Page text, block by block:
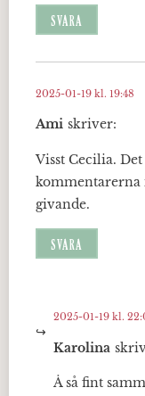
SVARA
Ami skriver:
2025-01-19 kl. 19:48
Visst Cecilia.
kommentarerna
givande.
SVARA
Karolina
2025-01-19 kl.
Å så fint